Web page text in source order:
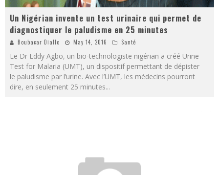
Un Nigérian invente un test urinaire qui permet de
diagnostiquer le paludisme en 25 minutes
Boubacar Diallo May 14, 2016 Santé
Le Dr Eddy Agbo, un bio-technologiste nigérian a créé Urine
Test for Malaria (UMT), un dispositif permettant de dépister
le paludisme par l’urine. Avec l’UMT, les médecins pourront
dire, en seulement 25 minutes...